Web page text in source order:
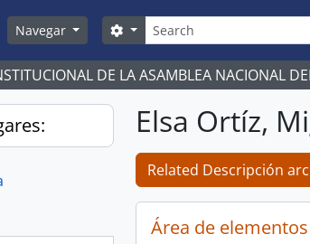
Navegar
Búsqueda
Search options
DE LA ASAMBLEA NACIONAL
Elsa Ortíz,
Related Descripción
Área de elementos